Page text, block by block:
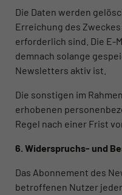
Die Daten werden
Erreichung des
erforderlich sind. Die E-
demnach solange
Newsletters aktiv ist.
Die sonstigen im
erhobenen
Regel nach einer Frist
6. Widerspruchs- und
Das Abonnement des
betroffenen Nutzer